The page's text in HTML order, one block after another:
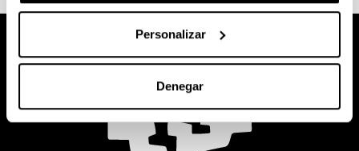
Personalizar
Denegar